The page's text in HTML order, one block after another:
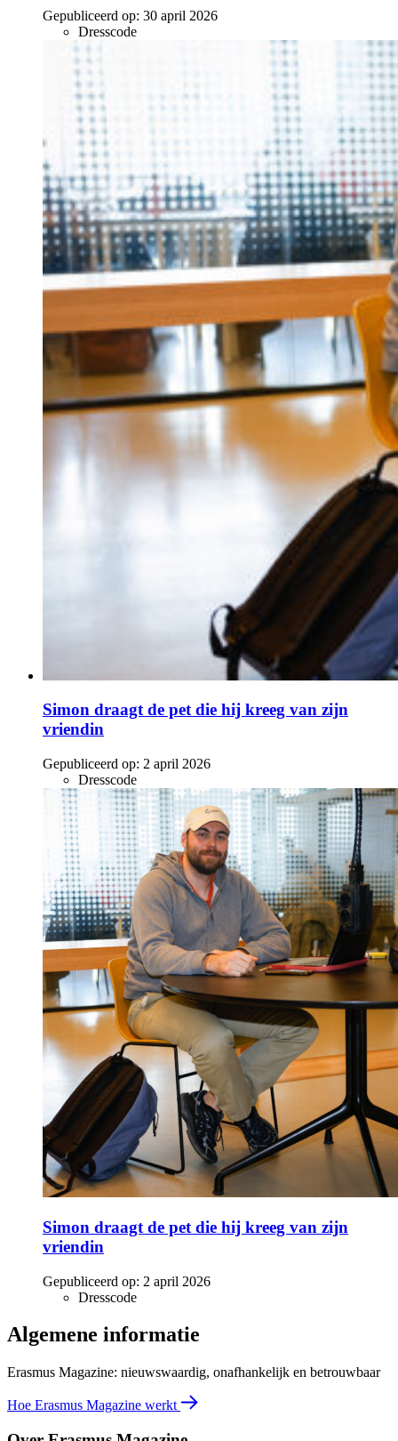
Gepubliceerd op: 30 april 2026
Dresscode
Simon draagt de pet die hij kreeg van zijn
vriendin
Gepubliceerd op: 2 april 2026
Dresscode
Simon draagt de pet die hij kreeg van zijn
vriendin
Gepubliceerd op: 2 april 2026
Dresscode
Algemene informatie
Erasmus Magazine: nieuwswaardig, onafhankelijk en betrouwbaar
Hoe Erasmus Magazine werkt